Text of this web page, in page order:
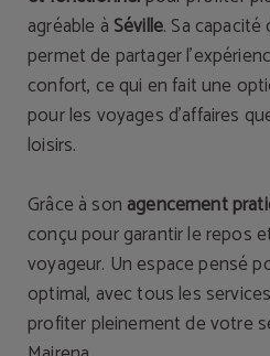
agréable à Séville. Sa capacité
permet de partager
confort, ce qui en fait une
pour les voyages d’affaires
loisirs.
Grâce à son agencement
conçu pour garantir le repos
voyageur. Un espace pensé
optimal, avec tous les
profiter pleinement de votre